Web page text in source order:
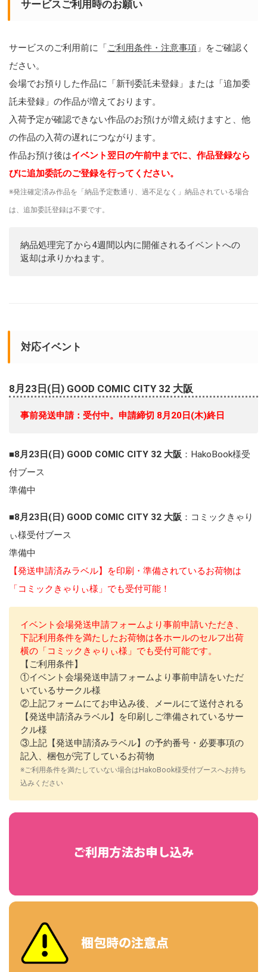
サービスご利用時のお願い
サービスのご利用前に「ご利用条件・注意事項 」をご確認く
ださい。
会場でお預りした作品に「新刊委託未登録」または「追加委
託未登録」の作品が増えております。
入荷予定が確認できない作品のお預けが増え続けますと、他
の作品の入荷の遅れにつながります。
作品お預け後はイベント翌日の午前中までに、作品登録なら
びに追加委託のご登録を行ってください。
※発注確定済み作品を「納品予定数通り、過不足なく」納品されている場合
は、追加委託登録は不要です。
納品処理完了から4週間以内に開催されるイベントへの
返却は承りかねます。
対応イベント
8月23日(日) GOOD COMIC CITY 32 大阪
事前発送申請：受付中。申請締切 8月20日(木)終日
■8月23日(日) GOOD COMIC CITY 32 大阪 ：HakoBook様受
付ブース
準備中
■8月23日(日) GOOD COMIC CITY 32 大阪 ：コミックきゃり
ぃ様受付ブース
準備中
【発送申請済みラベル】を印刷・準備されているお荷物は
「コミックきゃりぃ様」でも受付可能！
イベント会場発送申請フォームより事前申請いただき、
下記利用条件を満たしたお荷物は各ホールのセルフ出荷
横の「コミックきゃりぃ様」でも受付可能です。
【ご利用条件】
①イベント会場発送申請フォームより事前申請をいただ
いているサークル様
②上記フォームにてお申込み後、メールにて送付される
【発送申請済みラベル】を印刷しご準備されているサー
クル様
③上記【発送申請済みラベル】の予約番号・必要事項の
記入、梱包が完了しているお荷物
※ご利用条件を満たしていない場合はHakoBook様受付ブースへお持ち
込みください